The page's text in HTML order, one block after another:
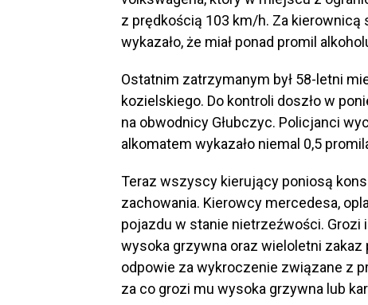
z prędkością 103 km/h. Za kierownicą
wykazało, że miał ponad promil
Ostatnim zatrzymanym był 58-letni
kozielskiego. Do kontroli doszło w
na obwodnicy Głubczyc. Policjanci
alkomatem wykazało niemal 0,5
Teraz wszyscy kierujący poniosą
zachowania. Kierowcy mercedesa,
pojazdu w stanie nietrzeźwości. Grozi
wysoka grzywna oraz wieloletni
odpowie za wykroczenie związane z
za co grozi mu wysoka grzywna lub